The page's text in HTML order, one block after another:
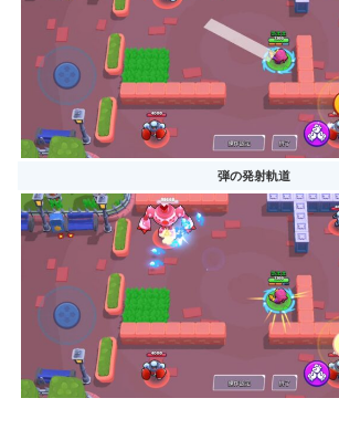
弾の発射軌道